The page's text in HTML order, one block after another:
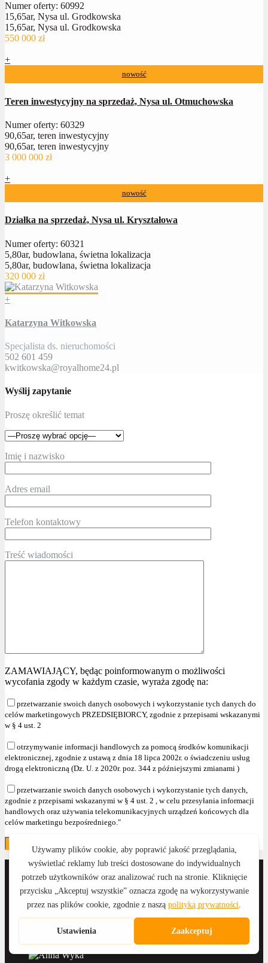
Numer oferty: 60992
15,65ar, Nysa ul. Grodkowska
15,65ar, Nysa ul. Grodkowska
550 000 zł
+
nowość
Teren inwestycyjny na sprzedaż, Nysa ul. Otmuchowska
Numer oferty: 60329
90,65ar, teren inwestycyjny
90,65ar, teren inwestycyjny
3 000 000 zł
+
nowość
Działka na sprzedaż, Nysa ul. Kryształowa
Numer oferty: 60321
5,80ar, budowlana, świetna lokalizacja
5,80ar, budowlana, świetna lokalizacja
320 000 zł
+
Katarzyna Witkowska
Specjalista ds. nieruchomości
502 601 459
kwitkowska@royalhome24.pl
Wyślij zapytanie
Proszę określić temat
Imię i nazwisko
Adres email
Telefon kontaktowy
Treść wiadomości
ZAMAWIAJĄCY, będąc poinformowanym o możliwości
wycofania zgody w każdym czasie, wyraża zgodę na:
przetwarzanie swoich danych osobowych i wykorzystanie tych danych do
celów marketingowych PRZEDSIĘBIORCY, zgodnie z przepisami wskazanymi
w § 4 ust. 2
otrzymywanie informacji handlowych za pomocą środków komunikacji
elektronicznej, zgodnie z ustawą z dnia 18 lipca 2002r. o świadczeniu usług
drogą elektroniczną (Dz. U. z 2020r. poz. 344 z późniejszymi zmianami )
przetwarzanie swoich danych osobowych i wykorzystanie tych danych,
zgodnie z przepisami wskazanymi w § 4 ust. 2 , w celu przesyłania informacji
handlowych oraz używania telekomunikacyjnych urządzeń końcowych dla
celów marketingu bezpośredniego."
Anna Wyka